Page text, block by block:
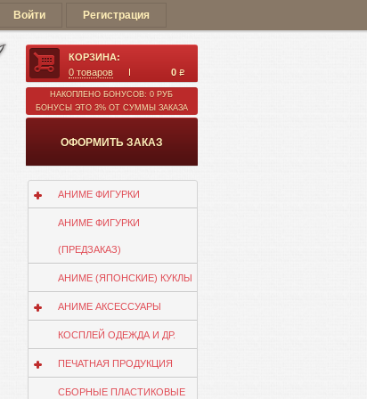
Войти Регистрация
КОРЗИНА:
0товаров 0 q
НАКОПЛЕНО БОНУСОВ: 0 РУБ
БОНУСЫ ЭТО 3% ОТ СУММЫ ЗАКАЗА
ОФОРМИТЬ ЗАКАЗ
АНИМЕ ФИГУРКИ
АНИМЕ ФИГУРКИ
(ПРЕДЗАКАЗ)
АНИМЕ (ЯПОНСКИЕ) КУКЛЫ
АНИМЕ АКСЕССУАРЫ
КОСПЛЕЙ ОДЕЖДА И ДР.
ПЕЧАТНАЯ ПРОДУКЦИЯ
СБОРНЫЕ ПЛАСТИКОВЫЕ